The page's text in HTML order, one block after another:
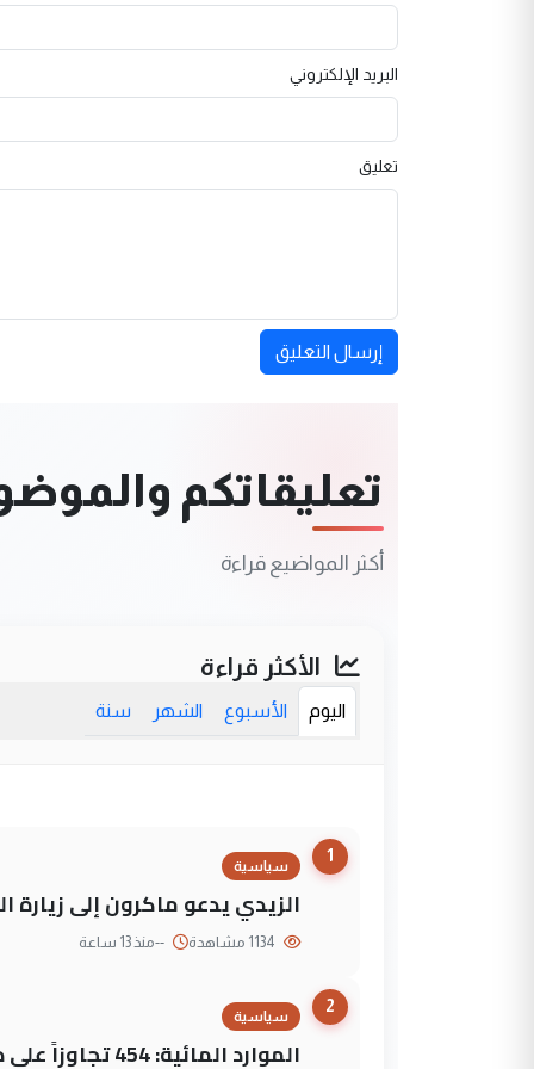
البريد الإلكتروني
تعليق
إرسال التعليق
تعليقاتكم
أكثر المواضيع قراءة
الأكثر قراءة
اليوم الأسبوع الشهر سنة
1
سياسية
الزيدي يدعو ماكرون إلى زيارة
--منذ 13 ساعة
2
سياسية
الموارد المائية: 454 تجاوزاً على دجلة تعود لجهات متنفذة